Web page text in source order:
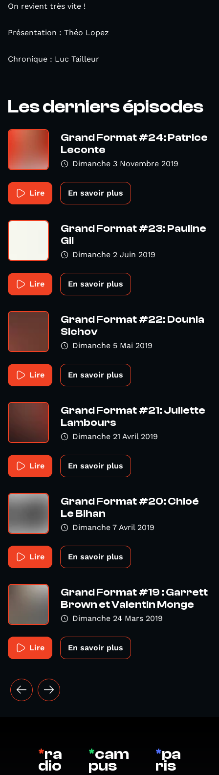
On revient très vite !
Présentation : Théo Lopez
Chronique : Luc Tailleur
Les derniers épisodes
Grand Format #24: Patrice
Leconte
Dimanche 3 Novembre 2019
Lire En savoir plus
Grand Format #23: Pauline
Gil
Dimanche 2 Juin 2019
Lire En savoir plus
Grand Format #22: Dounia
Sichov
Dimanche 5 Mai 2019
Lire En savoir plus
Grand Format #21: Juliette
Lambours
Dimanche 21 Avril 2019
Lire En savoir plus
Grand Format #20: Chloé
Le Bihan
Dimanche 7 Avril 2019
Lire En savoir plus
Grand Format #19 : Garrett
Brown et Valentin Monge
Dimanche 24 Mars 2019
Lire En savoir plus
*ra
dio
*cam
pus
*pa
ris